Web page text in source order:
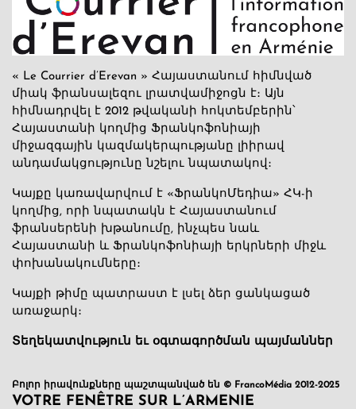
« Le Courrier d’Erevan » Հայաստանում հիմնված
միակ ֆրանսալեզու լրատվամիջոցն է։ Այն
հիմնադրվել է 2012 թվականի հոկտեմբերին՝
Հայաստանի կողմից Ֆրանկոֆոնիայի
միջազգային կազմակերպությանը լիիրավ
անդամակցությունը նշելու նպատակով։
Կայքը կառավարվում է «ՖրանկոՄեդիա» ՀԿ-ի
կողմից, որի նպատակն է Հայաստանում
ֆրանսերենի խթանումը, ինչպես նաև
Հայաստանի և Ֆրանկոֆոնիայի երկրների միջև
փոխանակումները։
Կայքի թիմը պատրաստ է լսել ձեր ցանկացած
առաջարկ։
Տեղեկատվություն եւ օգտագործման պայմաններ
Բոլոր իրավունքները պաշտպանված են © FrancoMédia 2012-2025
VOTRE FENÊTRE SUR L’ARMENIE